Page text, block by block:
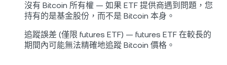
沒有 Bitcoin 所有權 — 如果 ETF 提供商遇到問題，您
持有的是基金股份，而不是 Bitcoin 本身。
追蹤誤差 (僅限 futures ETF) — futures ETF 在較長的
期間內可能無法精確地追蹤 Bitcoin 價格。